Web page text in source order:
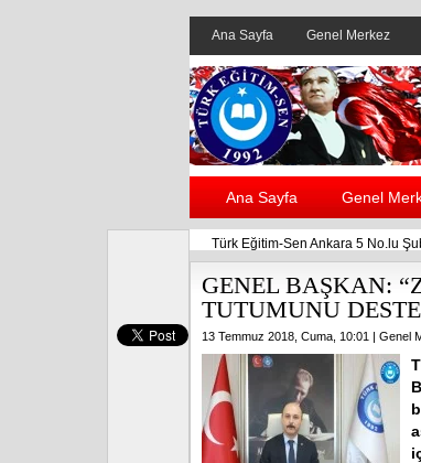
Ana Sayfa Genel Merkez
Ana Sayfa Genel
Türk Eğitim-Sen Ankara 5 No.lu
GENEL BAŞKAN:
TUTUMUNU
13 Temmuz 2018, Cuma, 10:01 | Genel